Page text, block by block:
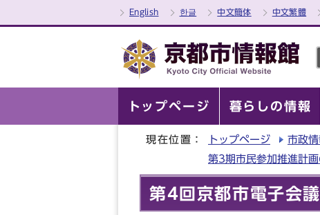
English 한글 中文簡体 中文繁體
トップページ 暮らしの情報
現在位置： トップページ 市政情
第3期市民参加推進計
第4回京都市電子会